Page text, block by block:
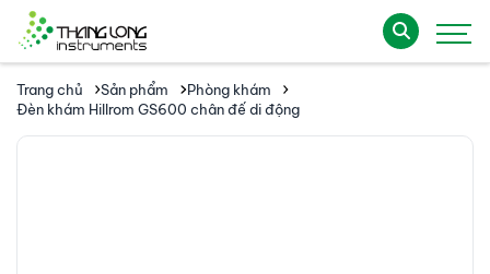
Trang chủ Sản phẩm
Phòng khám
Đèn khám Hillrom GS600 chân đế di động